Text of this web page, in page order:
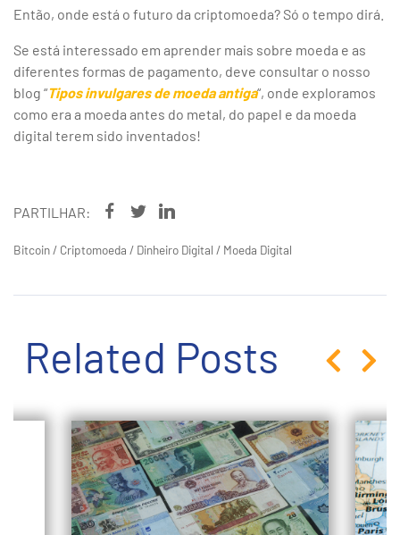
Então, onde está o futuro da criptomoeda? Só o tempo dirá.
Se está interessado em aprender mais sobre moeda e as
diferentes formas de pagamento, deve consultar o nosso
blog “Tipos invulgares de moeda antiga“, onde exploramos
como era a moeda antes do metal, do papel e da moeda
digital terem sido inventados!
PARTILHAR:
Bitcoin / Criptomoeda / Dinheiro Digital / Moeda Digital
Related Posts